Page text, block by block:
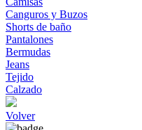
Canguros y Buzos
Shorts de baño
Pantalones
Bermudas
Jeans
Tejido
Calzado
Volver